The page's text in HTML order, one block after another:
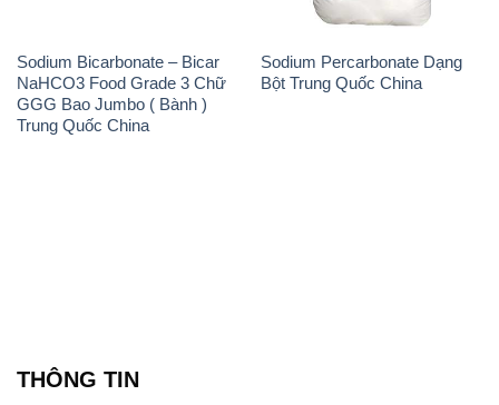
Chính sách và quy định chung